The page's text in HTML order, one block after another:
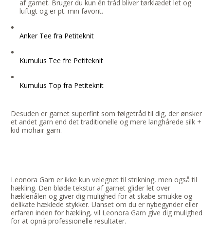
af garnet. Bruger du kun én tråd bliver tørklædet let og
luftigt og er pt. min favorit.
Anker Tee fra Petiteknit
Kumulus Tee fre Petiteknit
Kumulus Top fra Petiteknit
Desuden er garnet superfint som følgetråd til dig, der ønsker
et andet garn end det traditionelle og mere langhårede silk +
kid-mohair garn.
Leonora Garn er ikke kun velegnet til strikning, men også til
hækling. Den bløde tekstur af garnet glider let over
hæklenålen og giver dig mulighed for at skabe smukke og
delikate hæklede stykker. Uanset om du er nybegynder eller
erfaren inden for hækling, vil Leonora Garn give dig mulighed
for at opnå professionelle resultater.